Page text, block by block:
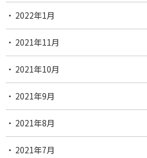
2022年1月
2021年11月
2021年10月
2021年9月
2021年8月
2021年7月